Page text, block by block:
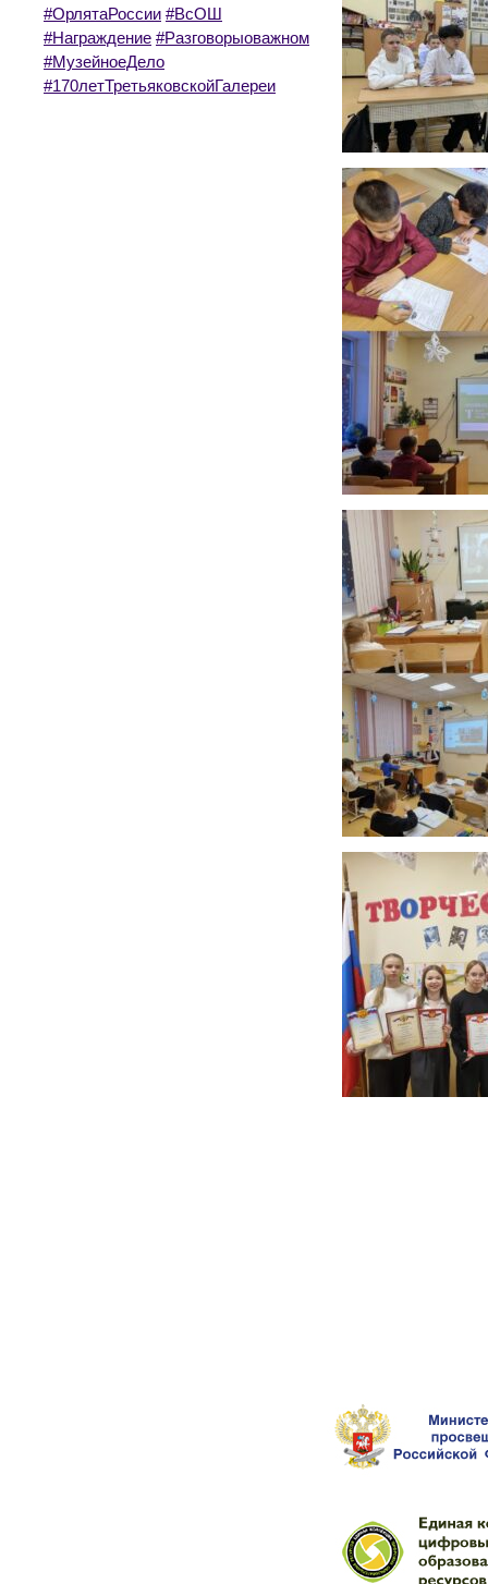
#ОрлятаРоссии #ВсОШ
#Награждение #Разговорыоважном
#МузейноеДело
#170летТретьяковскойГалереи